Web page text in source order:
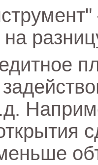
на